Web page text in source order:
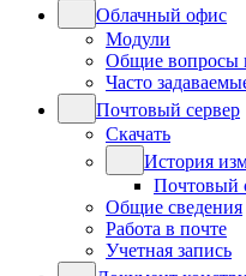
Облачный офис
Модули
Общие вопросы
Часто
Почтовый сервер
Скачать
История
Почтовый
Общие сведения
Работа в почте
Учетная запись